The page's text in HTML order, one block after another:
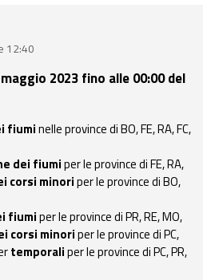
12:40
2023 fino alle 00:00 del
fiuminelle province di BO, FE, RA, FC,
dei fiumiper le province di FE, RA,
corsi minoriper le province di BO,
fiumiper le province di PR, RE, MO,
corsi minoriper le province di PC,
temporaliper le province di PC, PR,